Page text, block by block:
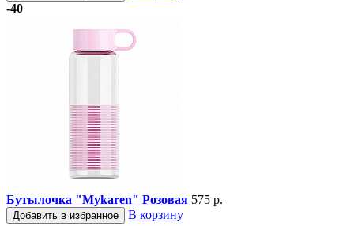
-40
Бутылочка "Mykaren" Розовая 575 р.
Добавить в избранное В корзину